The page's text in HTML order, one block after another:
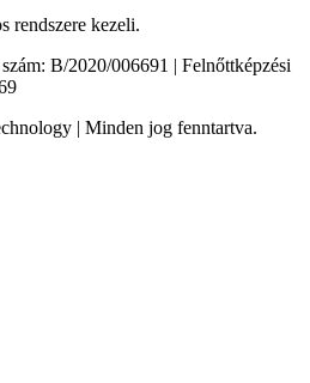
rendszere kezeli.
B/2020/006691 | Felnőttképzési
| Minden jog fenntartva.